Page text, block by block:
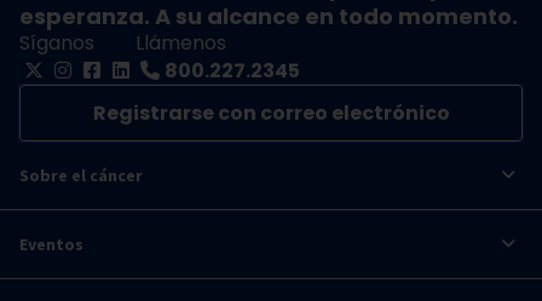
esperanza. A su alcance en todo momento.
Síganos
Llámenos
800.227.2345
Registrarse con correo electrónico
Sobre el cáncer
Eventos